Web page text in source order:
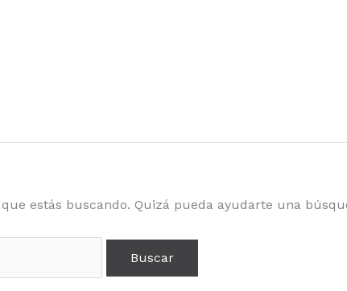
estás buscando. Quizá pueda ayudarte una